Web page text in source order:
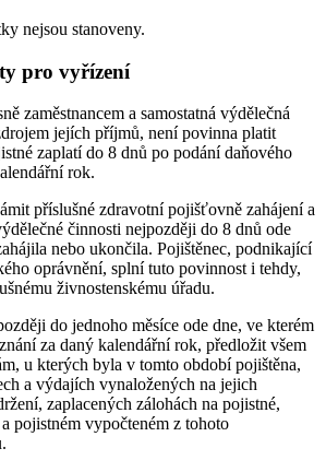
nejsou stanoveny.
pro vyřízení
zaměstnancem a samostatná výdělečná
jejích příjmů, není povinna platit
zaplatí do 8 dnů po podání daňového
rok.
příslušné zdravotní pojišťovně zahájení a
činnosti nejpozději do 8 dnů ode
nebo ukončila. Pojištěnec, podnikající
oprávnění, splní tuto povinnost i tehdy,
živnostenskému úřadu.
do jednoho měsíce ode dne, ve kterém
za daný kalendářní rok, předložit všem
u kterých byla v tomto období pojištěna,
a výdajích vynaložených na jejich
zaplacených zálohách na pojistné,
pojistném vypočteném z tohoto